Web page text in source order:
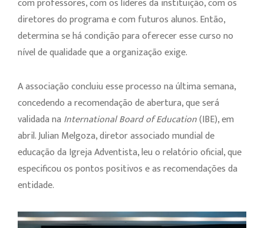
com professores, com os líderes da instituição, com os
diretores do programa e com futuros alunos. Então,
determina se há condição para oferecer esse curso no
nível de qualidade que a organização exige.
A associação concluiu esse processo na última semana,
concedendo a recomendação de abertura, que será
validada na International Board of Education(IBE), em
abril. Julian Melgoza, diretor associado mundial de
educação da Igreja Adventista, leu o relatório oficial, que
especificou os pontos positivos e as recomendações da
entidade.